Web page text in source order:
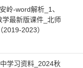
岭-word解析_1、
最新版课件_北师
2023）
学习资料_2024秋